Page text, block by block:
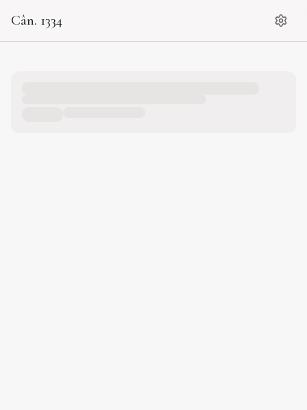
Cân. 1334